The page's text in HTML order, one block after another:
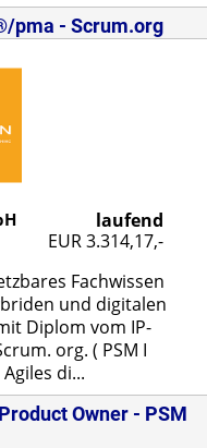
pma - Scrum.org
laufend
EUR 3.314,17,-
Fach­wis­sen
und di­gi­ta­len
Di­plom vom IP­
org. ( PSM I
di...
Owner - PSM